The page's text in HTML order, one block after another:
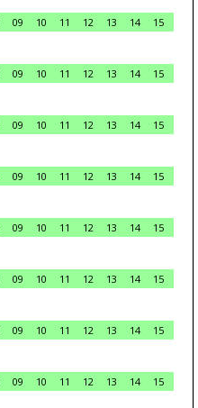
09 10 11 12 13 14
15
09 10 11 12 13 14
15
09 10 11 12 13 14
15
09 10 11 12 13 14
15
09 10 11 12 13 14
15
09 10 11 12 13 14
15
09 10 11 12 13 14
15
09 10 11 12 13 14
15